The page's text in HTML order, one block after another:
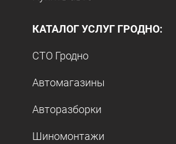
КАТАЛОГ УСЛУГ ГРОДНО:
СТО Гродно
Автомагазины
Авторазборки
Шиномонтажи